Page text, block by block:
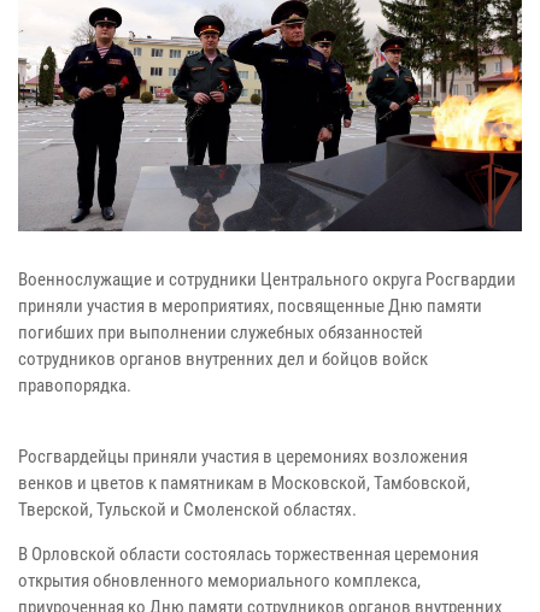
Военнослужащие и сотрудники Центрального округа Росгвардии
приняли участия в мероприятиях, посвященные Дню памяти
погибших при выполнении служебных обязанностей
сотрудников органов внутренних дел и бойцов войск
правопорядка.
Росгвардейцы приняли участия в церемониях возложения
венков и цветов к памятникам в Московской, Тамбовской,
Тверской, Тульской и Смоленской областях.
В Орловской области состоялась торжественная церемония
открытия обновленного мемориального комплекса,
приуроченная ко Дню памяти сотрудников органов внутренних